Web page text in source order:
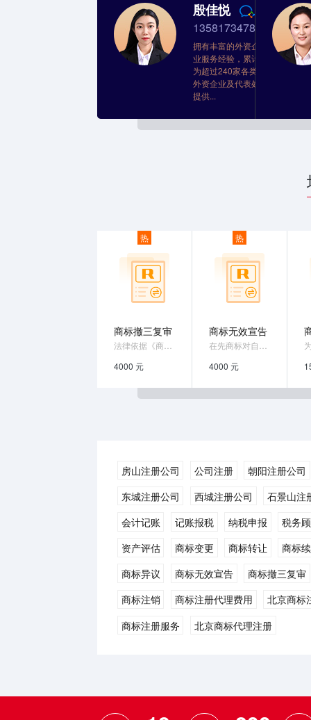
殷佳悦
13581734780
拥有丰富的外资企
业服务经验，累计
为超过240家各类
外资企业及代表处
提供...
热
商标撤三复审
4000 元
热
商标无效宣告
4000 元
房山注册公司 公司注册
朝阳注册公司
东城注册公司
西城注册公司
石景山注
会计记账
记账报税 纳税申报
税务
资产评估
商标变更 商标转让
商标
商标异议
商标无效宣告
商标撤三复审
商标注销
商标注册代理费用
北京商标
商标注册服务
北京商标代理注册